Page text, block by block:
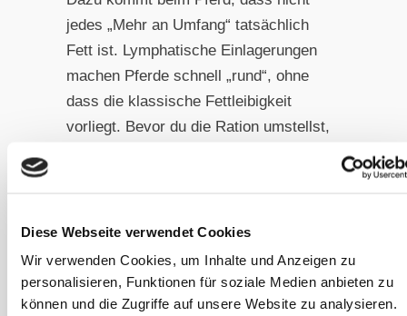
Diese Webseite verwendet Cookies
Wir verwenden Cookies, um Inhalte und Anzeigen zu
personalisieren, Funktionen für soziale Medien anbieten zu
können und die Zugriffe auf unsere Website zu analysieren.
jedes „Mehr an Umfang“ tatsächlich
Fett ist. Lymphatische Einlagerungen
machen Pferde schnell „rund“, ohne
dass die klassische Fettleibigkeit
vorliegt. Bevor du die Ration umstellst,
dann muss man therapeutisch etwas
anders rangehen als bei einem Pferd,
das Fett eingelagert hat.